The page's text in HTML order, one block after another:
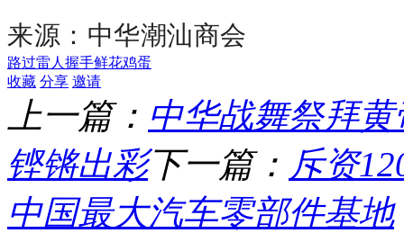
来源：中华潮汕商会
路过雷人 握手鲜花鸡蛋
收藏 分享 邀请
上一篇： 中华战舞祭拜
铿锵出彩下一篇： 斥资
中国最大汽车零部件基地